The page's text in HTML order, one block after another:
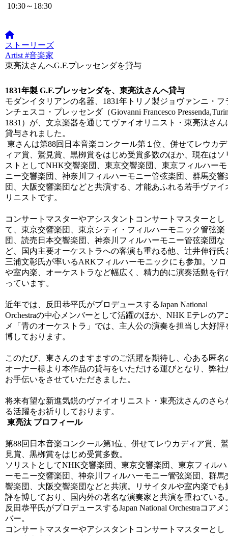
10:30～18:30
ストーリーズ
Artist #音楽家
東亮汰さんへG.F.プレッセンダを貸与
1831年製 G.F.プレッセンダを、東亮汰さんへ貸与
モダンイタリアンの名器、1831年トリノ製ジョヴァンニ・フ
ンチェスコ・プレッセンダ（Giovanni Francesco
1831）が、文京楽器を通じてヴァイオリニスト・東亮汰さん
貸与されました。
東さんは第88回日本音楽コンクール第１位、併せてレウカデ
ィア賞、 鷲見賞、黒栁賞をはじめ受賞多数のほか、現在はソ
ストとしてNHK交響楽団、 東京交響楽団、 東京フィルハーモ
ニー交響楽団、 神奈川フィルハーモニー管弦楽団、群馬交響
団、 大阪交響楽団などと共演する、才能あふれる若手ヴァイ
リニストです。
コンサートマスターやアシスタントコンサートマスターとし
て、 東京交響楽団、 東京シティ・フィルハーモニック管弦楽
団、 読売日本交響楽団、神奈川フィルハーモニー管弦楽団な
ど、
国内主要オーケストラへの客演も重ねる他、辻󠄀井伸行氏
三浦文彰氏が率いるARKフィルハーモニックにも参加。ソロ
や室内楽、オーケストラなど幅広く、 精力的に演奏活動を行
っています。
近年では、反田恭平氏がプロデュースするJapan National
Orchestraの中心メンバーとして活躍のほか、NHK Eテレのア
メ「青のオーケストラ」では、 主人公の演奏を担当し大好評
博しております。
このたび、東さんのますますのご活躍を期待し、心ある匿名
オーナー様より本作品の貸与をいただける運びとなり、弊社
お手伝いをさせていただきました。
将来有望な新進気鋭のヴァイオリニスト・東亮汰さんのさら
る活躍をお祈りしております。
東亮汰 プロフィール
第88回日本音楽コンクール第1位、併せてレウカディア賞、
見賞、黒栁賞をはじめ受賞多数。
ソリストとしてNHK交響楽団、 東京交響楽団、 東京フィルハ
ーモニー交響楽団、 神奈川フィルハーモニー管弦楽団、群馬
響楽団、 大阪交響楽団などと共演。リサイタルや室内楽でも
評を博しており、
国内外の著名な演奏家と共演を重ねている
反田恭平氏がプロデュースするJapan National Orchestraコアメ
バー。
コンサートマスターやアシスタントコンサートマスターとし